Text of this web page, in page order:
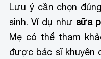
Lưu ý cần chọn
sinh. Ví dụ như sữa
Mẹ có thể tham
được bác sĩ khuyên